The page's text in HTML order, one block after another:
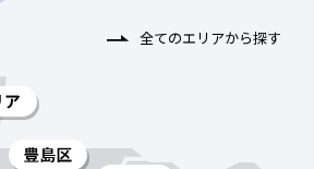
全てのエリアから探す